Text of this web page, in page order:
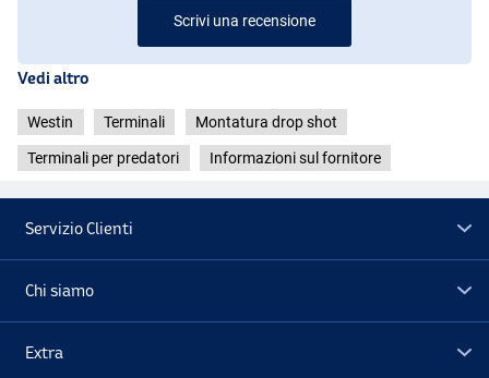
Scrivi una recensione
Vedi altro
Westin Terminali Montatura drop shot
Terminali per predatori Informazioni sul fornitore
Servizio Clienti
Chi siamo
Extra